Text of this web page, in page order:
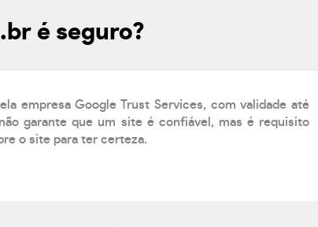
é seguro?
empresa Google Trust Services, com validade até
garante que um site é confiável, mas é requisito
o site para ter certeza.